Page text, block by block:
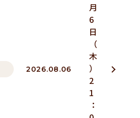
2026.08.06
月
6
日
（
木
）
2
1
：